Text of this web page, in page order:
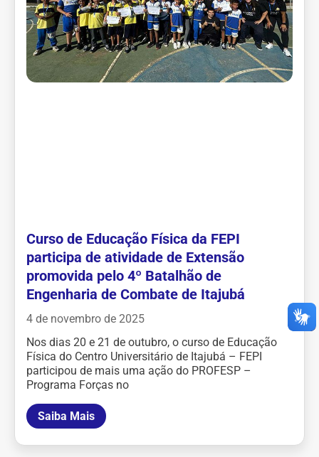
Curso de Educação Física da FEPI
participa de atividade de Extensão
promovida pelo 4º Batalhão de
Engenharia de Combate de Itajubá
4 de novembro de 2025
Nos dias 20 e 21 de outubro, o curso de Educação
Física do Centro Universitário de Itajubá – FEPI
participou de mais uma ação do PROFESP –
Programa Forças no
Saiba Mais